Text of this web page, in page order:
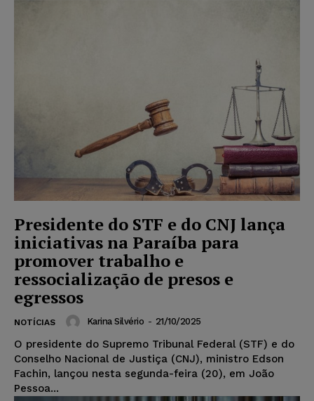
Presidente do STF e do CNJ lança
iniciativas na Paraíba para
promover trabalho e
ressocialização de presos e
egressos
NOTÍCIAS Karina Silvério - 21/10/2025
O presidente do Supremo Tribunal Federal (STF) e do
Conselho Nacional de Justiça (CNJ), ministro Edson
Fachin, lançou nesta segunda-feira (20), em João
Pessoa...